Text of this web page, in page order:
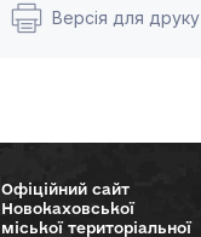
Версія для друку
Офіційний сайт
Новокаховської
міської територіальної